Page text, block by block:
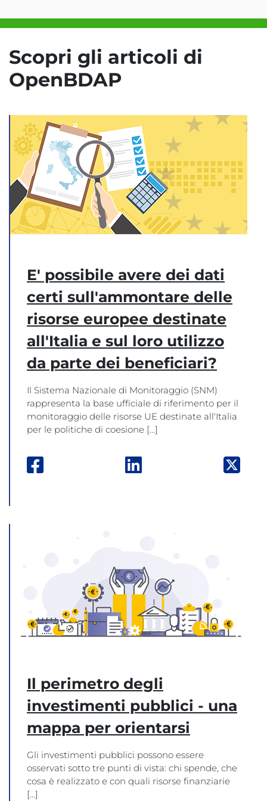
Scopri gli articoli di
OpenBDAP
E' possibile avere dei dati
certi sull'ammontare delle
risorse europee destinate
all'Italia e sul loro utilizzo
da parte dei beneficiari?
Il Sistema Nazionale di Monitoraggio (SNM)
rappresenta la base ufficiale di riferimento per il
monitoraggio delle risorse UE destinate all'Italia
per le politiche di coesione [...]
Facebook: apre una nuova finestra
Linkedin: apre una
Il perimetro degli
investimenti pubblici - una
mappa per orientarsi
Gli investimenti pubblici possono essere
osservati sotto tre punti di vista: chi spende, che
cosa è realizzato e con quali risorse finanziarie
[...]